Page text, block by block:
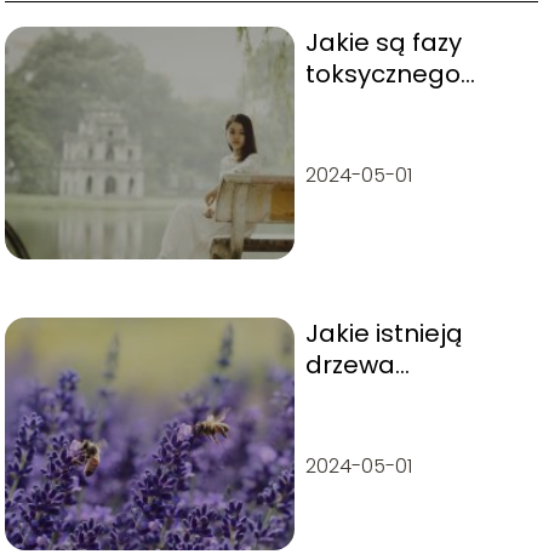
Jakie są fazy
toksycznego
2024-05-01
Jakie istnieją
drzewa
2024-05-01